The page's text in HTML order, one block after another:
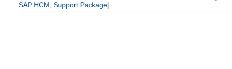
SAP HCM Support Package|